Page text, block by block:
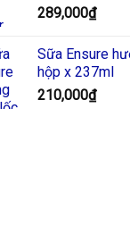
289,000₫
Sữa Ensure
hộp x 237ml
210,000₫